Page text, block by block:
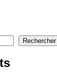
Rechercher